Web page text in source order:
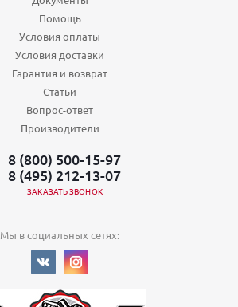
Помощь
Условия оплаты
Условия доставки
Гарантия и возврат
Статьи
Вопрос-ответ
Производители
8 (800) 500-15-97
8 (495) 212-13-07
ЗАКАЗАТЬ ЗВОНОК
Мы в социальных сетях: